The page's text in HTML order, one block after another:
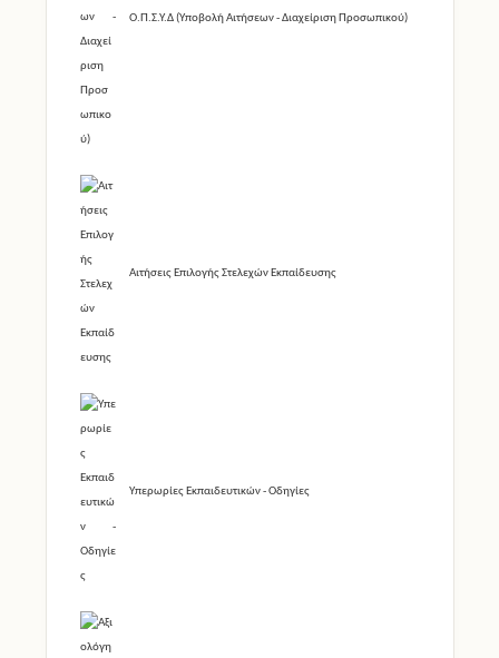
Ο.Π.Σ.Υ.Δ (Υποβολή Αιτήσεων - Διαχείριση Προσωπικού)
Αιτήσεις Επιλογής Στελεχών Εκπαίδευσης
Υπερωρίες Εκπαιδευτικών - Οδηγίες